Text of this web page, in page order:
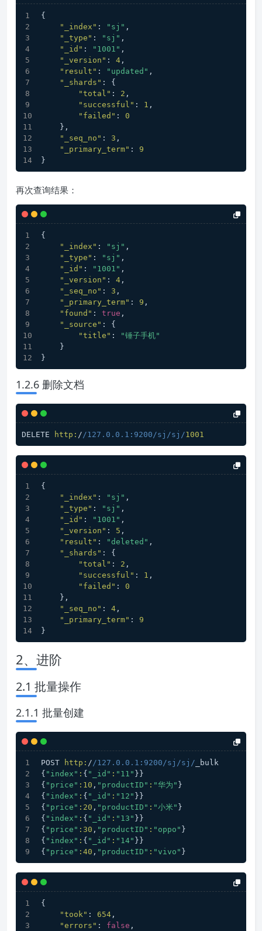
{
"_index" : "sj" ,
"_type" : "sj" ,
"_id" : "1001" ,
"_version" : 4 ,
"result" : "updated" ,
"_shards" :
{
"total" : 2 ,
"successful" : 1 ,
"failed" :
0
} ,
"_seq_no" : 3 ,
"_primary_term" :
9
}
再次查询结果：
{
"_index" : "sj" ,
"_type" : "sj" ,
"_id" : "1001" ,
"_version" : 4 ,
"_seq_no" : 3 ,
"_primary_term" : 9 ,
"found" : true ,
"_source" :
{
"title" :
"锤子手机"
}
}
1.2.6 删除文档
DELETE http: //127.0.0.1:9200/sj /sj/1001
{
"_index" : "sj" ,
"_type" : "sj" ,
"_id" : "1001" ,
"_version" : 5 ,
"result" : "deleted" ,
"_shards" :
{
"total" : 2 ,
"successful" : 1 ,
"failed" :
0
} ,
"_seq_no" : 4 ,
"_primary_term" :
9
}
2、进阶
2.1 批量操作
2.1.1 批量创建
POST http: //127.0.0.1:9200/sj /sj/ _bulk
{ "index" : { "_id" : "11" }}
{ "price" : 10 , "productID" : "华为" }
{ "index" : { "_id" : "12" }}
{ "price" : 20 , "productID" : "小米" }
{ "index" : { "_id" : "13" }}
{ "price" : 30 , "productID" : "oppo" }
{ "index" : { "_id" : "14" }}
{ "price" : 40 , "productID" : "vivo" }
{
"took" : 654 ,
"errors" : false ,